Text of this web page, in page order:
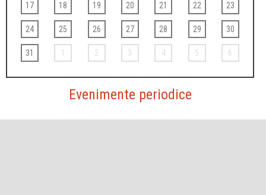
17 18 19 20 21 22 23
24 25 26 27 28 29 30
31 1 2 3 4 5 6
Evenimente periodice